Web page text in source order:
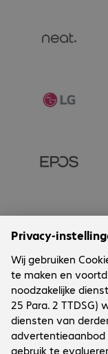
Onderneming